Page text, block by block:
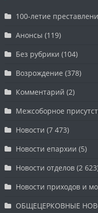
100-летие
Анонсы (119)
Без рубрики (104)
Возрождение (378)
Комментарий (2)
Межсоборное
Новости (7 473)
Новости епархии (5)
Новости отделов (2
Новости приходов и
ОБЩЕЦЕРКОВНЫЕ